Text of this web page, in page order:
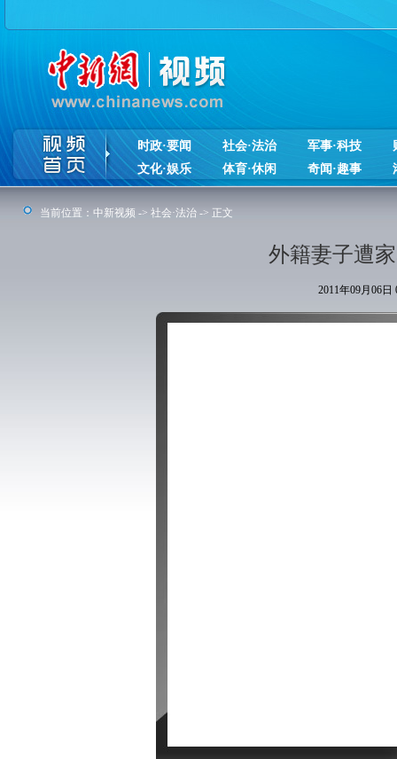
时政·要闻 社会·法治 军事·科技
文化·娱乐
体育·休闲 奇闻·趣事
当前位置： 中新视频 -> 社会·法治 -> 正文
外籍妻子遭
2011年09月06